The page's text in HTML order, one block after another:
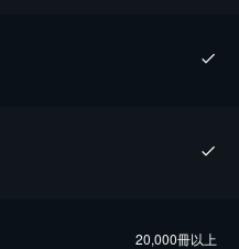
20,000冊以上